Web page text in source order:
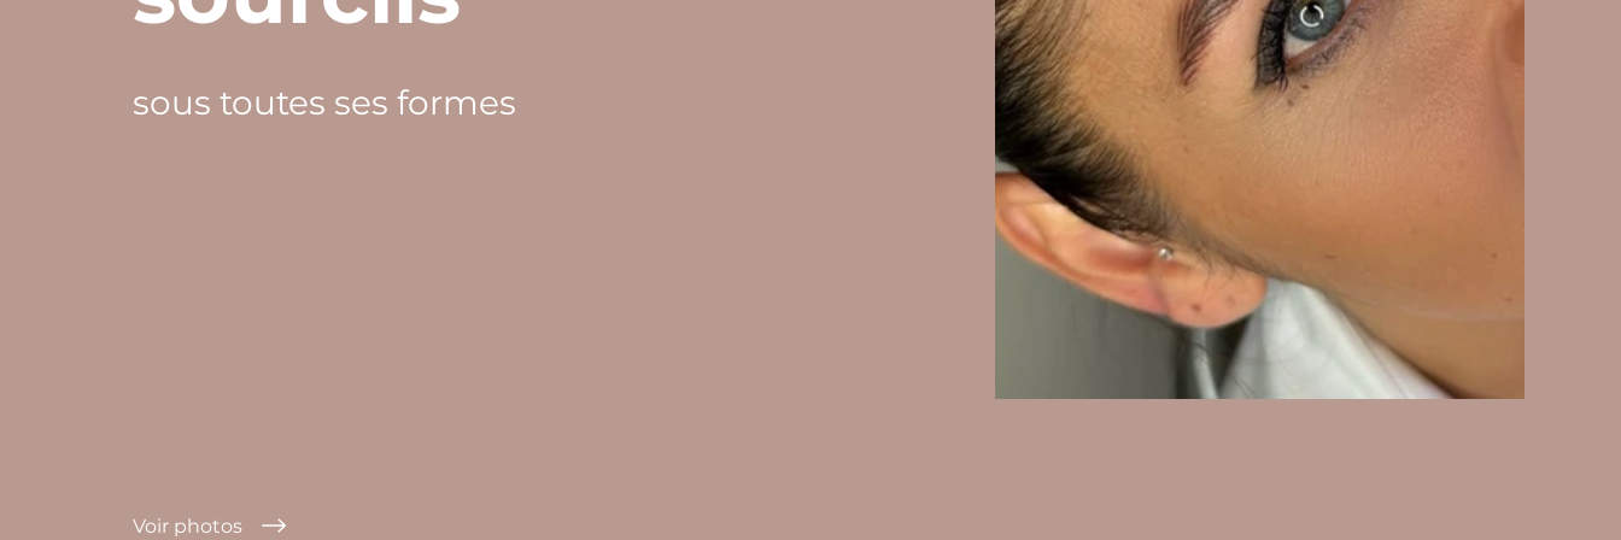
sous toutes ses formes
Voir photos